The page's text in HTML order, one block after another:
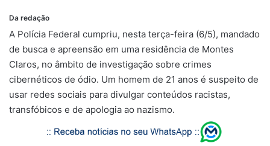
Da redação
A Polícia Federal cumpriu, nesta terça-feira (6/5), mandado
de busca e apreensão em uma residência de Montes
Claros, no âmbito de investigação sobre crimes
cibernéticos de ódio. Um homem de 21 anos é suspeito de
usar redes sociais para divulgar conteúdos racistas,
transfóbicos e de apologia ao nazismo.